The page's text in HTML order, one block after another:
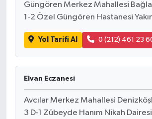
Güngören Merkez Mahallesi
1-2 Özel Güngören Hastanesi
Yol Tarifi Al 0 (212) 461 23
Elvan Eczanesi
Avcılar Merkez Mahallesi
3 D-1 Zübeyde Hanım Nikah